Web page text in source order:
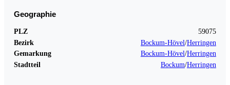
Geographie
PLZ
59075
Bezirk
Bockum-Hövel/Herringen
Gemarkung
Bockum-Hövel/Herringen
Stadtteil
Bockum/Herringen